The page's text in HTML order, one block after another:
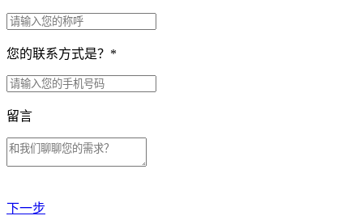
您的联系方式是？ *
留言
下一步